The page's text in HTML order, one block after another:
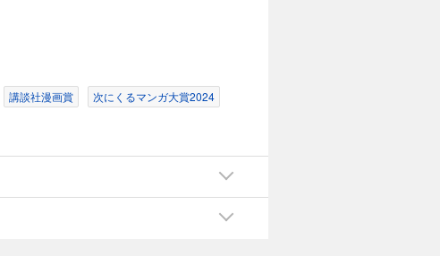
講談社漫画賞
次にくるマンガ大賞2024